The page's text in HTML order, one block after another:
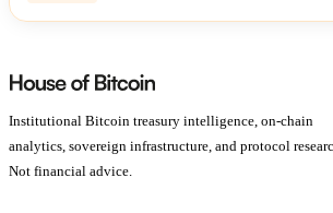
Institutional Bitcoin treasury intelligence, on-chain
analytics, sovereign infrastructure, and protocol
Not financial advice.